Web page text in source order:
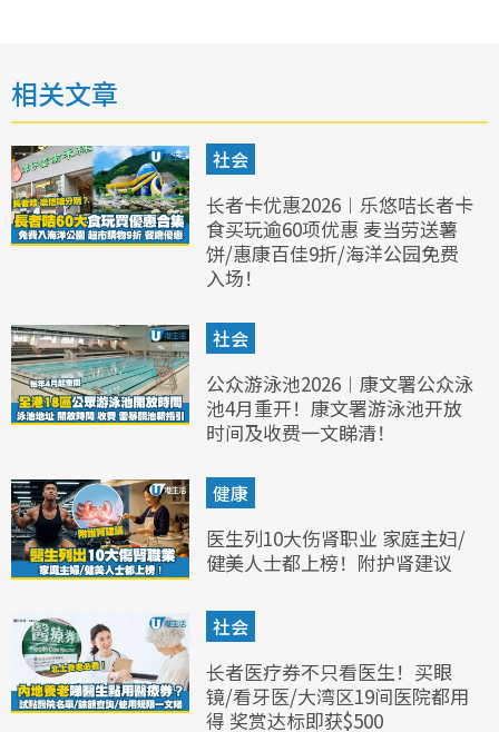
相关文章
社会
长者卡优惠2026︱乐悠咭长者卡
食买玩逾60项优惠 麦当劳送薯
饼/惠康百佳9折/海洋公园免费
入场！
社会
公众游泳池2026︱康文署公众泳
池4月重开！康文署游泳池开放
时间及收费一文睇清！
健康
医生列10大伤肾职业 家庭主妇/
健美人士都上榜！附护肾建议
社会
长者医疗券不只看医生！买眼
镜/看牙医/大湾区19间医院都用
得 奖赏达标即获$500